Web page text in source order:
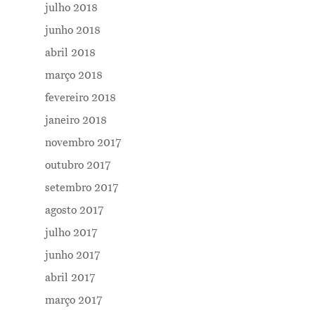
julho 2018
junho 2018
abril 2018
março 2018
fevereiro 2018
janeiro 2018
novembro 2017
outubro 2017
setembro 2017
agosto 2017
julho 2017
junho 2017
abril 2017
março 2017